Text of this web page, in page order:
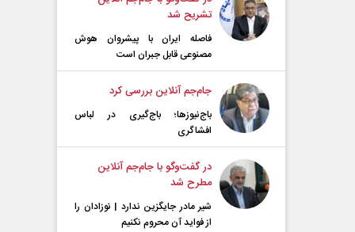
تشریح شد
فاصله ایران با پیشرو‌ان هوش
مصنوعی قابل جبران است
جام‌جم آنلاین بررسی کرد
باج‌نیوزها؛ باج‌گیری در لباس
افشاگری
در گفت‌و‌گو با جام‌جم آنلاین
مطرح شد
شیر مادر جایگزین ندارد | نوزادان را
از فواید آن محروم نکنیم